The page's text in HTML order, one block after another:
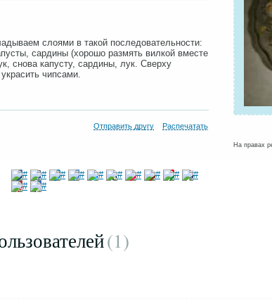
слоями в такой последовательности:
сардины (хорошо размять вилкой вместе
снова капусту, сардины, лук. Сверху
чипсами.
Отправить другу Распечатать
На правах
(1)